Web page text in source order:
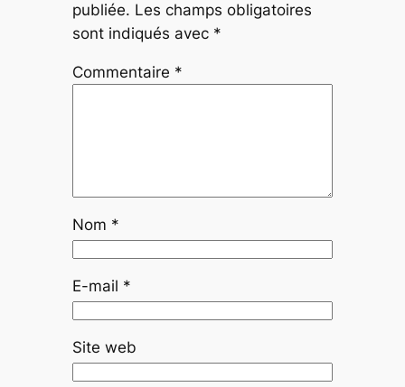
publiée. Les champs obligatoires
sont indiqués avec *
Commentaire *
Nom *
E-mail *
Site web